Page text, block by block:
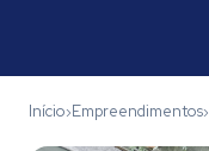
Início›Empreendimentos›